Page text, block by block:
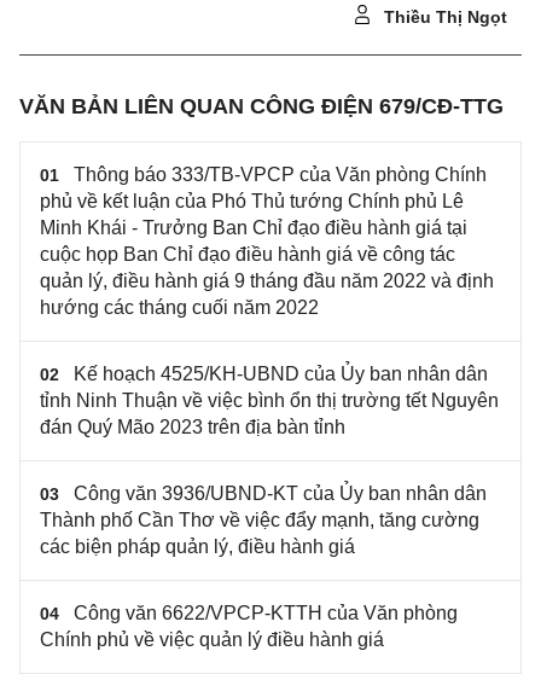
Thiều Thị Ngọt
VĂN BẢN LIÊN QUAN CÔNG ĐIỆN 679/CĐ-TTG
01
Thông báo 333/TB-VPCP của Văn phòng Chính
phủ về kết luận của Phó Thủ tướng Chính phủ Lê
Minh Khái - Trưởng Ban Chỉ đạo điều hành giá tại
cuộc họp Ban Chỉ đạo điều hành giá về công tác
quản lý, điều hành giá 9 tháng đầu năm 2022 và định
hướng các tháng cuối năm 2022
02
Kế hoạch 4525/KH-UBND của Ủy ban nhân dân
tỉnh Ninh Thuận về việc bình ổn thị trường tết Nguyên
đán Quý Mão 2023 trên địa bàn tỉnh
03
Công văn 3936/UBND-KT của Ủy ban nhân dân
Thành phố Cần Thơ về việc đẩy mạnh, tăng cường
các biện pháp quản lý, điều hành giá
04
Công văn 6622/VPCP-KTTH của Văn phòng
Chính phủ về việc quản lý điều hành giá